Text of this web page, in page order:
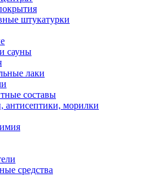
штукатурки
сауны
лаки
составы
антисептики, морилки
средства